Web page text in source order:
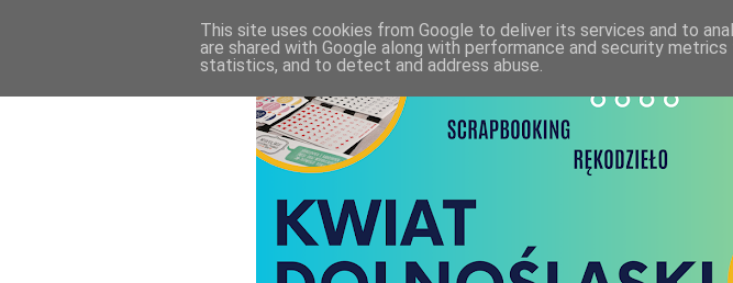
This site uses cookies from Google to deliver its services and to
are shared with Google along with performance and security
statistics, and to detect and address abuse.